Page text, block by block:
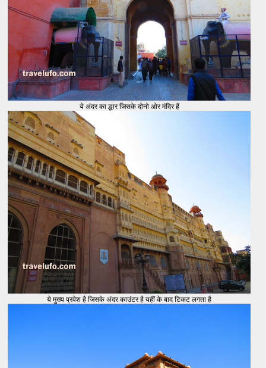
ये अंदर का द्धार जिसके दोनो ओर मंदिर हैं
ये मुख्य प्रवेश है जिसके अंदर काउंटर है यहीं के बाद टिकट लगता है